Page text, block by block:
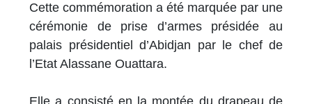
Cette commémoration a été marquée par une
cérémonie de prise d’armes présidée au
palais présidentiel d’Abidjan par le chef de
l’Etat Alassane Ouattara.